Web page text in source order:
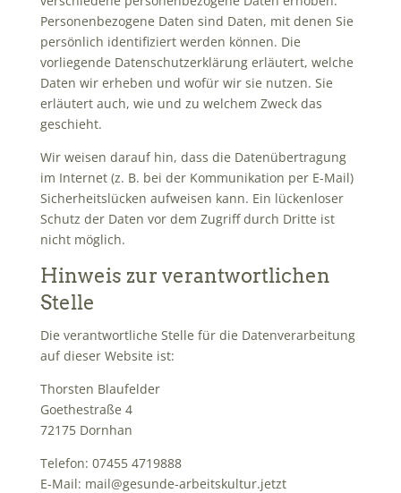
Personenbezogene Daten sind Daten, mit denen Sie
persönlich identifiziert werden können. Die
vorliegende Datenschutzerklärung erläutert, welche
Daten wir erheben und wofür wir sie nutzen. Sie
erläutert auch, wie und zu welchem Zweck das
geschieht.
Wir weisen darauf hin, dass die Datenübertragung
im Internet (z. B. bei der Kommunikation per E-Mail)
Sicherheitslücken aufweisen kann. Ein lückenloser
Schutz der Daten vor dem Zugriff durch Dritte ist
nicht möglich.
Hinweis zur verantwortlichen
Stelle
Die verantwortliche Stelle für die Datenverarbeitung
auf dieser Website ist:
Thorsten Blaufelder
Goethestraße 4
72175 Dornhan
Telefon: 07455 4719888
E-Mail: mail@gesunde-arbeitskultur.jetzt